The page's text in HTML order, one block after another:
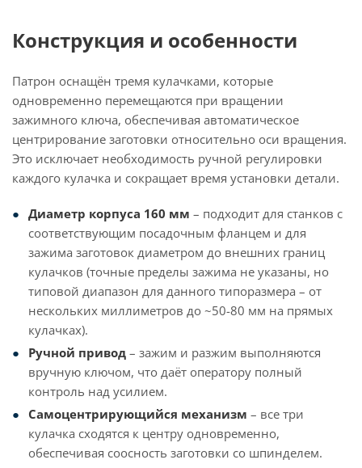
Конструкция и особенности
Патрон оснащён тремя кулачками, которые
одновременно перемещаются при вращении
зажимного ключа, обеспечивая автоматическое
центрирование заготовки относительно оси вращения.
Это исключает необходимость ручной регулировки
каждого кулачка и сокращает время установки детали.
Диаметр корпуса 160 мм – подходит для станков с
соответствующим посадочным фланцем и для
зажима заготовок диаметром до внешних границ
кулачков (точные пределы зажима не указаны, но
типовой диапазон для данного типоразмера – от
нескольких миллиметров до ~50-80 мм на прямых
кулачках).
Ручной привод – зажим и разжим выполняются
вручную ключом, что даёт оператору полный
контроль над усилием.
Самоцентрирующийся механизм – все три
кулачка сходятся к центру одновременно,
обеспечивая соосность заготовки со шпинделем.